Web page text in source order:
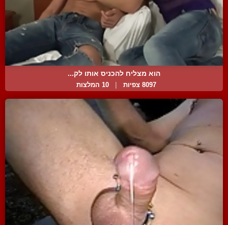
הוא מצליח להכניס אותו לק...
8097 צפיות 10 המלצות